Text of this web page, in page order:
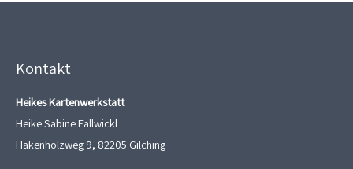
Kontakt
Heikes Kartenwerkstatt
Heike Sabine Fallwickl
Hakenholzweg 9, 82205 Gilching